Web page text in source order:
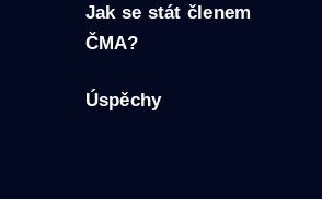
Jak se stát členem
ČMA?
Úspěchy